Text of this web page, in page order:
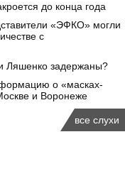
до конца года
«ЭФКО» могли
с
Ляшенко задержаны?
о «масках-
и Воронеже
все слухи